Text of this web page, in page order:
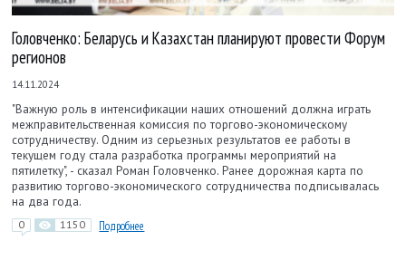
Головченко: Беларусь и Казахстан планируют провести Форум
регионов
14.11.2024
"Важную роль в интенсификации наших отношений должна играть
межправительственная комиссия по торгово-экономическому
сотрудничеству. Одним из серьезных результатов ее работы в
текущем году стала разработка программы мероприятий на
пятилетку", - сказал Роман Головченко. Ранее дорожная карта по
развитию торгово-экономического сотрудничества подписывалась
на два года.
0 1150 Подробнее